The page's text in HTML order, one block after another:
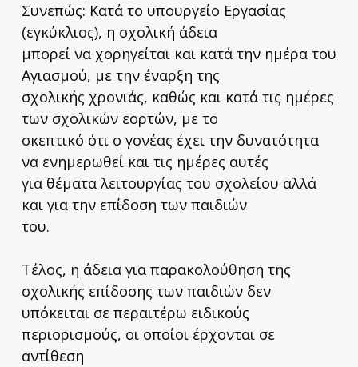
Συνεπώς: Κατά το υπουργείο Εργασίας
(εγκύκλιος), η σχολική άδεια
μπορεί να χορηγείται και κατά την ημέρα του
Αγιασμού, με την έναρξη της
σχολικής χρονιάς, καθώς και κατά τις ημέρες
των σχολικών εορτών, με το
σκεπτικό ότι ο γονέας έχει την δυνατότητα
να ενημερωθεί και τις ημέρες αυτές
για θέματα λειτουργίας του σχολείου αλλά
και για την επίδοση των παιδιών
του.
Τέλος, η άδεια για παρακολούθηση της
σχολικής επίδοσης των παιδιών δεν
υπόκειται σε περαιτέρω ειδικούς
περιορισμούς, οι οποίοι έρχονται σε
αντίθεση